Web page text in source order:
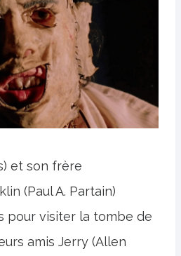
et son frère
(Paul A. Partain)
pour visiter la tombe de
amis Jerry (Allen